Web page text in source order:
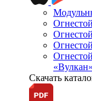
Скачать